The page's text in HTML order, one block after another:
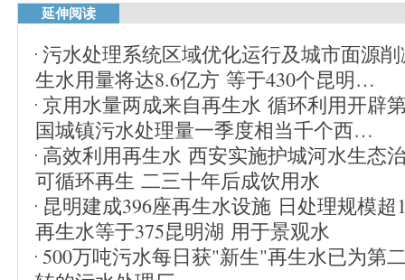
延伸阅读
污水处理系统区域优化运行及城市面源
生水用量将达8.6亿方 等于430个昆明…
京用水量两成来自再生水 循环利用开辟
国城镇污水处理量一季度相当千个西…
高效利用再生水 西安实施护城河水生态
可循环再生 二三十年后成饮用水
昆明建成396座再生水设施 日处理规模
再生水等于375昆明湖 用于景观水
500万吨污水每日获"新生"再生水已为第